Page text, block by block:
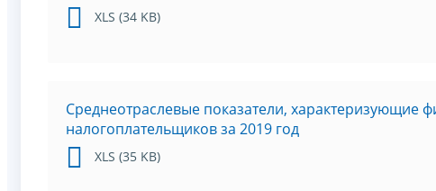
XLS (34 KB)
Среднеотраслевые показатели, характеризующие
налогоплательщиков за 2019 год
XLS (35 KB)